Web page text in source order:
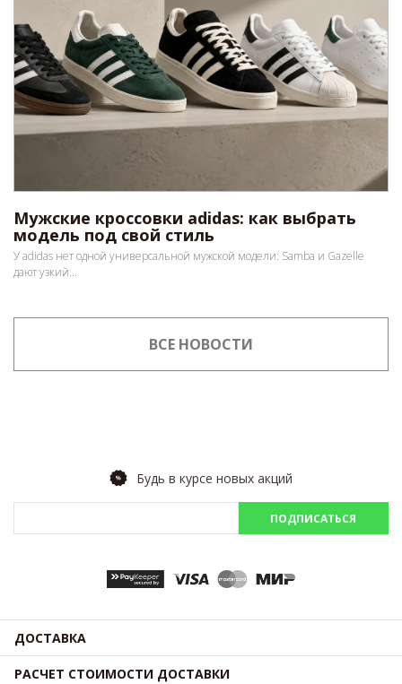
Мужские кроссовки adidas: как выбрать
модель под свой стиль
У adidas нет одной универсальной мужской модели: Samba и Gazelle
дают узкий...
ВСЕ НОВОСТИ
Будь в курсе новых акций
ПОДПИСАТЬСЯ
ДОСТАВКА
РАСЧЕТ СТОИМОСТИ ДОСТАВКИ